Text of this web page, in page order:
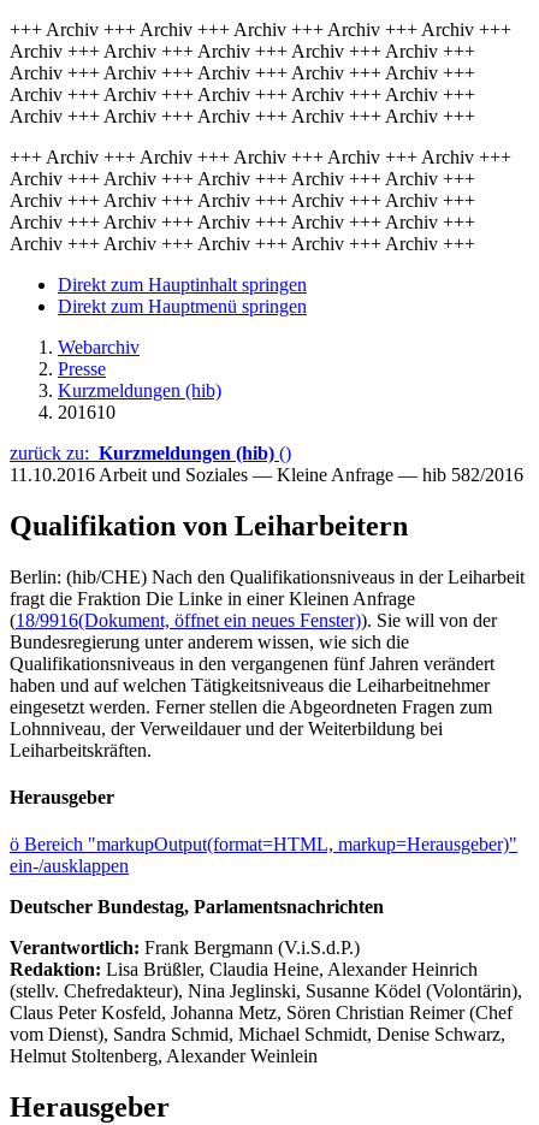
+++ Archiv +++ Archiv +++ Archiv +++ Archiv +++ Archiv +++
Archiv +++ Archiv +++ Archiv +++ Archiv +++ Archiv +++
Archiv +++ Archiv +++ Archiv +++ Archiv +++ Archiv +++
Archiv +++ Archiv +++ Archiv +++ Archiv +++ Archiv +++
Archiv +++ Archiv +++ Archiv +++ Archiv +++ Archiv +++
+++ Archiv +++ Archiv +++ Archiv +++ Archiv +++ Archiv +++
Archiv +++ Archiv +++ Archiv +++ Archiv +++ Archiv +++
Archiv +++ Archiv +++ Archiv +++ Archiv +++ Archiv +++
Archiv +++ Archiv +++ Archiv +++ Archiv +++ Archiv +++
Archiv +++ Archiv +++ Archiv +++ Archiv +++ Archiv +++
Direkt zum Hauptinhalt springen
Direkt zum Hauptmenü springen
Webarchiv
Presse
Kurzmeldungen (hib)
201610
zurück zu: Kurzmeldungen (hib) ()
11.10.2016 Arbeit und Soziales — Kleine Anfrage — hib 582/2016
Qualifikation von Leiharbeitern
Berlin: (hib/CHE) Nach den Qualifikationsniveaus in der Leiharbeit
fragt die Fraktion Die Linke in einer Kleinen Anfrage
(18/9916(Dokument, öffnet ein neues Fenster)). Sie will von der
Bundesregierung unter anderem wissen, wie sich die
Qualifikationsniveaus in den vergangenen fünf Jahren verändert
haben und auf welchen Tätigkeitsniveaus die Leiharbeitnehmer
eingesetzt werden. Ferner stellen die Abgeordneten Fragen zum
Lohnniveau, der Verweildauer und der Weiterbildung bei
Leiharbeitskräften.
Herausgeber
ö Bereich "markupOutput(format=HTML, markup=Herausgeber)"
ein-/ausklappen
Deutscher Bundestag, Parlamentsnachrichten
Verantwortlich: Frank Bergmann (V.i.S.d.P.)
Redaktion: Lisa Brüßler, Claudia Heine, Alexander Heinrich
(stellv. Chefredakteur), Nina Jeglinski, Susanne Ködel (Volontärin),
Claus Peter Kosfeld, Johanna Metz, Sören Christian Reimer (Chef
vom Dienst), Sandra Schmid, Michael Schmidt, Denise Schwarz,
Helmut Stoltenberg, Alexander Weinlein
Herausgeber